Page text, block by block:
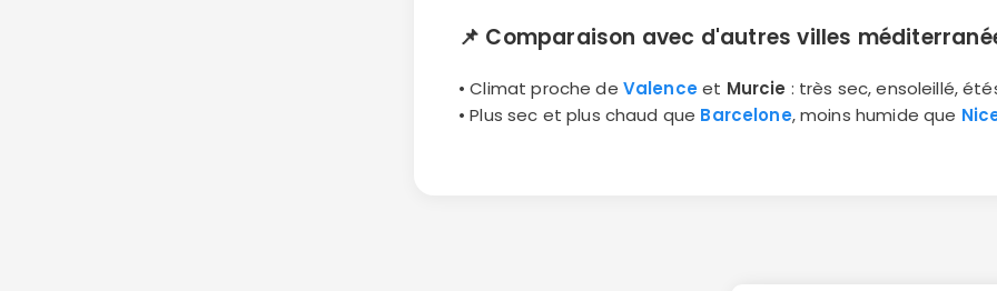
📌 Comparaison avec d'autres villes
• Climat proche de Valenceet Murcie : très sec, ensoleillé,
• Plus sec et plus chaud que Barcelone, moins humide que